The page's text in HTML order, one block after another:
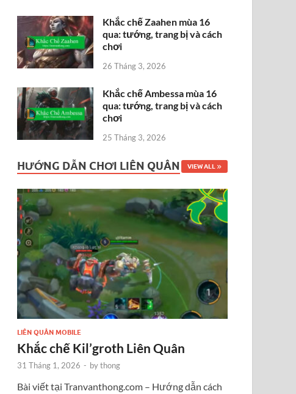
Khắc chế Zaahen mùa 16
qua: tướng, trang bị và cách
chơi
26 Tháng 3, 2026
Khắc chế Ambessa mùa 16
qua: tướng, trang bị và cách
chơi
25 Tháng 3, 2026
HƯỚNG DẪN CHƠI LIÊN QUÂN VIEW ALL
LIÊN QUÂN MOBILE
Khắc chế Kil’groth Liên Quân
31 Tháng 1, 2026 - bythong
Bài viết tại Tranvanthong.com – Hướng dẫn cách